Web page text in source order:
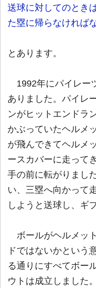
送球に対してのとき
た塁に帰らなければ
とあります。
1992年にパイレー
ありました。パイレ
ンがヒットエンドラ
かぶっていたヘルメ
が飛んできてヘルメ
ースカバーに走って
手の前に転がりまし
い、三塁へ向かって
しようと送球し、ギ
ボールがヘルメッ
ドではないかという
る通りにすべてボー
ウトは成立しました。